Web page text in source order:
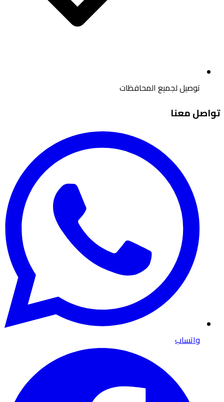
توصيل لجميع المحافظات
تواصل معنا
واتساب